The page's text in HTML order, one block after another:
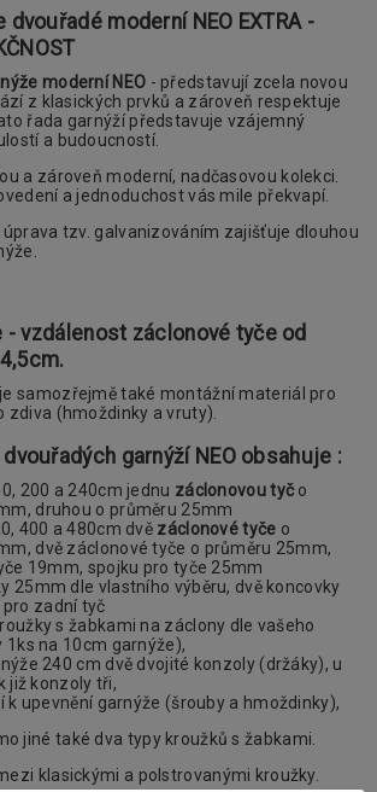
dvouřadé moderní NEO EXTRA -
moderní NEO - představují zcela novou
z klasických prvků a zároveň respektuje
řada garnýží představuje vzájemný
a budoucností.
a zároveň moderní, nadčasovou kolekci.
a jednoduchost vás mile překvapí.
úprava tzv. galvanizováním zajišťuje dlouhou
- vzdálenost záclonové tyče od
samozřejmě také montážní materiál pro
zdiva (hmoždinky a vruty).
garnýží NEO obsahuje :
200 a 240cm jednu záclonovou tyčo
druhou o průměru 25mm
400 a 480cm dvě záclonové tyče o
dvě záclonové tyče o průměru 25mm,
19mm, spojku pro tyče 25mm
25mm dle vlastního výběru, dvě koncovky
pro zadní tyč
s žabkami na záclony dle vašeho
1ks na 10cm garnýže),
240 cm dvě dvojité konzoly (držáky), u
již konzoly tři,
k upevnění garnýže (šrouby a hmoždinky),
jiné také dva typy kroužků s žabkami.
klasickými a polstrovanými kroužky.